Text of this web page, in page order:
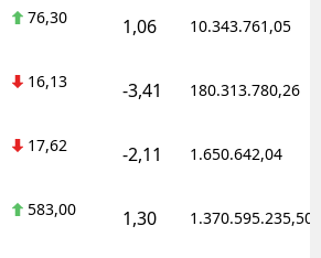
76,30 1,06 10.343.761,05
16,13 -3,41 180.313.780,26
17,62 -2,11 1.650.642,04
583,00 1,30 1.370.595.235,50